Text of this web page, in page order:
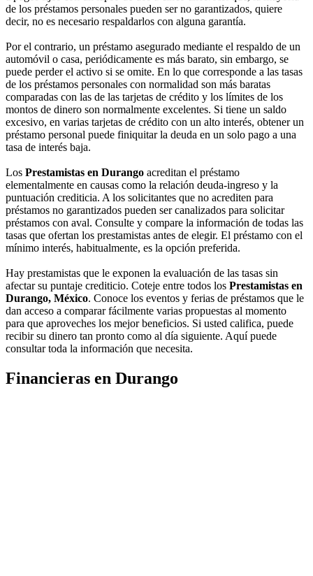
de los préstamos personales pueden ser no garantizados, quiere
decir, no es necesario respaldarlos con alguna garantía.
Por el contrario, un préstamo asegurado mediante el respaldo de un
automóvil o casa, periódicamente es más barato, sin embargo, se
puede perder el activo si se omite. En lo que corresponde a las tasas
de los préstamos personales con normalidad son más baratas
comparadas con las de las tarjetas de crédito y los límites de los
montos de dinero son normalmente excelentes. Si tiene un saldo
excesivo, en varias tarjetas de crédito con un alto interés, obtener un
préstamo personal puede finiquitar la deuda en un solo pago a una
tasa de interés baja.
Los Prestamistas en Durango acreditan el préstamo
elementalmente en causas como la relación deuda-ingreso y la
puntuación crediticia. A los solicitantes que no acrediten para
préstamos no garantizados pueden ser canalizados para solicitar
préstamos con aval. Consulte y compare la información de todas las
tasas que ofertan los prestamistas antes de elegir. El préstamo con el
mínimo interés, habitualmente, es la opción preferida.
Hay prestamistas que le exponen la evaluación de las tasas sin
afectar su puntaje crediticio. Coteje entre todos los Prestamistas en
Durango, México. Conoce los eventos y ferias de préstamos que le
dan acceso a comparar fácilmente varias propuestas al momento
para que aproveches los mejor beneficios. Si usted califica, puede
recibir su dinero tan pronto como al día siguiente. Aquí puede
consultar toda la información que necesita.
Financieras en Durango